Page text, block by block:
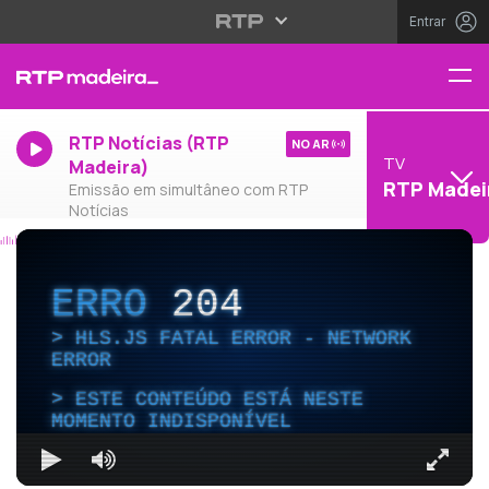
Entrar
RTP Notícias (RTP
Madeira)
Emissão em simultâneo com RTP
Notícias
NO AR
TV
RTP
ERRO204
HLS.JS FATAL ERROR - NETWORK
ERROR
ESTE CONTEÚDO ESTÁ NESTE
MOMENTO INDISPONÍVEL